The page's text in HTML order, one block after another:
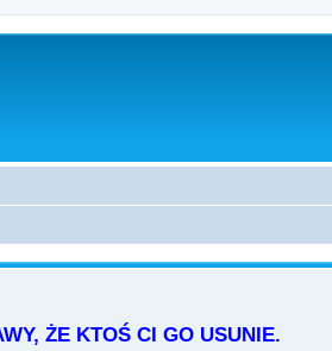
ŻE KTOŚ CI GO USUNIE.